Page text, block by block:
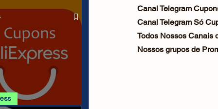
Canal Telegram
Canal Telegram Só
Todos Nossos Canais
Nossos grupos de